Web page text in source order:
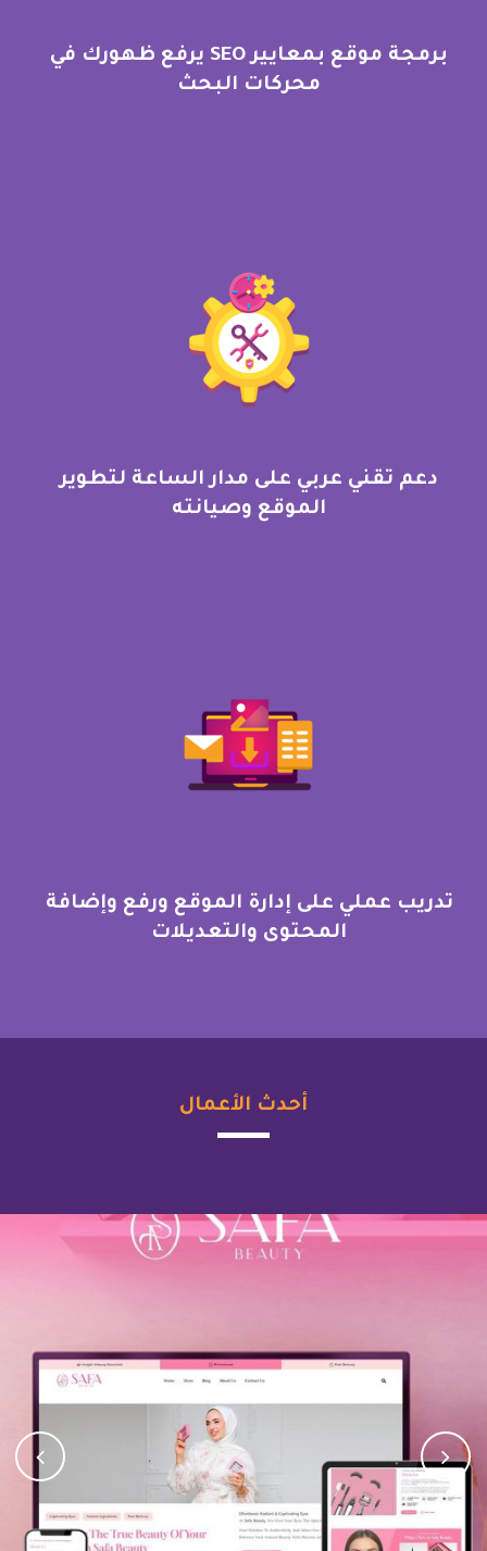
برمجة موقع بمعايير SEO يرفع ظهورك في
محركات البحث
دعم تقني عربي على مدار الساعة لتطوير
الموقع وصيانته
تدريب عملي على إدارة الموقع ورفع وإضافة
المحتوى والتعديلات
أحدث الأعمال